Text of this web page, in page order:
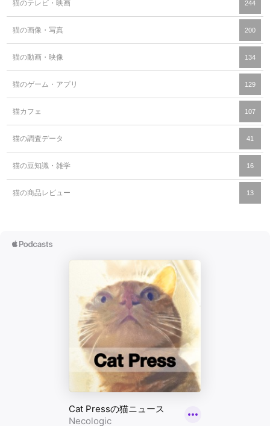
猫のテレビ・映画 244
猫の画像・写真 200
猫の動画・映像 134
猫のゲーム・アプリ 129
猫カフェ 107
猫の調査データ 41
猫の豆知識・雑学 16
猫の商品レビュー 13